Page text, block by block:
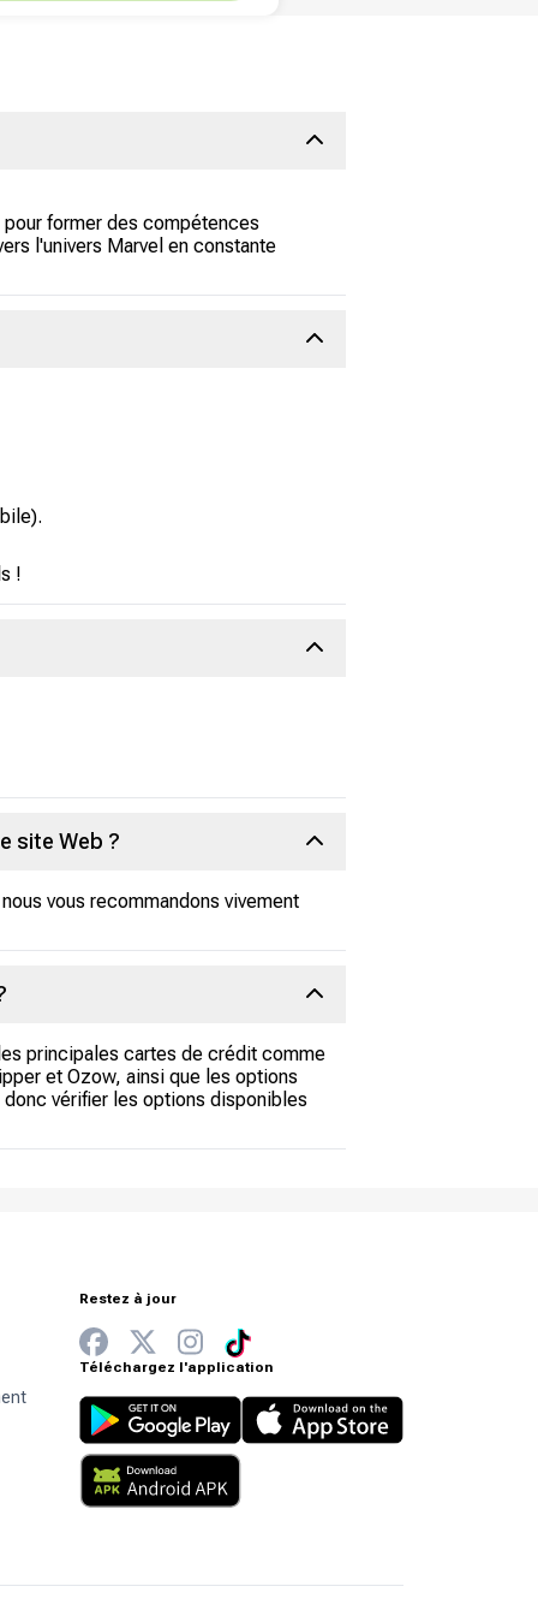
former des compétences
l'univers Marvel en constante
!
site Web ?
vous recommandons vivement
principales cartes de crédit comme
et Ozow, ainsi que les options
vérifier les options disponibles
Restez à jour
Téléchargez l'application